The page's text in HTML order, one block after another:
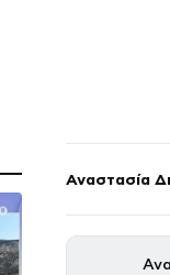
Αναστασία